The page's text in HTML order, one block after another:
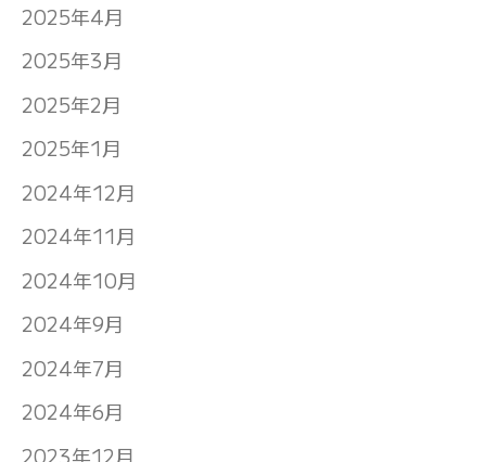
2025年4月
2025年3月
2025年2月
2025年1月
2024年12月
2024年11月
2024年10月
2024年9月
2024年7月
2024年6月
2023年12月